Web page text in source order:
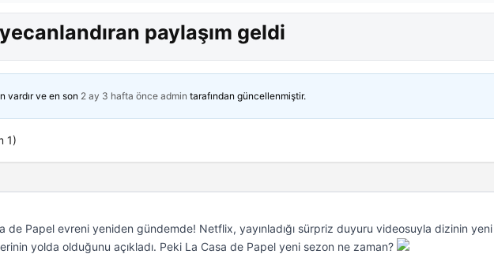
paylaşım geldi
vardır ve en son 2 ay 3 hafta önce admin tarafından güncellenmiştir.
1)
de Papel evreni yeniden gündemde! Netflix, yayınladığı sürpriz duyuru videosuyla dizinin yeni
yolda olduğunu açıkladı. Peki La Casa de Papel yeni sezon ne zaman?